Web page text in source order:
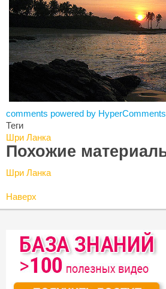
comments powered by HyperComments
Теги
Шри Ланка
Похожие
Шри Ланка
Наверх